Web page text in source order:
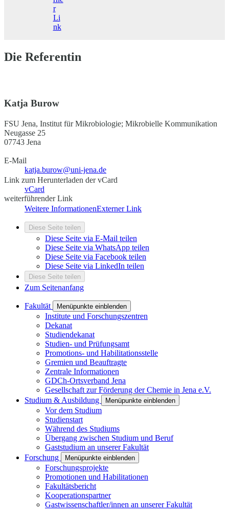
r
Li
nk
Die Referentin
Katja Burow
FSU Jena, Institut für Mikrobiologie; Mikrobielle Kommunikation
Neugasse 25
07743 Jena
E-Mail
katja.burow@uni-jena.de
Link zum Herunterladen der vCard
vCard
weiterführender Link
Weitere InformationenExterner Link
Diese Seite teilen
Diese Seite via E-Mail teilen
Diese Seite via WhatsApp teilen
Diese Seite via Facebook teilen
Diese Seite via LinkedIn teilen
Diese Seite teilen
Zum Seitenanfang
Fakultät Menüpunkte einblenden
Institute und Forschungszentren
Dekanat
Studiendekanat
Studien- und Prüfungsamt
Promotions- und Habilitationsstelle
Gremien und Beauftragte
Zentrale Informationen
GDCh-Ortsverband Jena
Gesellschaft zur Förderung der Chemie in Jena e.V.
Studium & Ausbildung
Menüpunkte einblenden
Vor dem Studium
Studienstart
Während des Studiums
Übergang zwischen Studium und Beruf
Gaststudium an unserer Fakultät
Forschung
Menüpunkte einblenden
Forschungsprojekte
Promotionen und Habilitationen
Fakultätsbericht
Kooperationspartner
Gastwissenschaftler/innen an unserer Fakultät